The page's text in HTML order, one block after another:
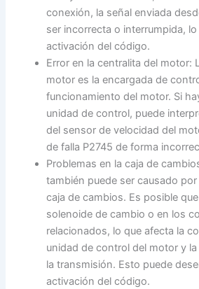
conexión, la señal enviada
ser incorrecta o interrumpida,
activación del código.
Error en la centralita del motor:
motor es la encargada de
funcionamiento del motor. Si
unidad de control, puede
del sensor de velocidad del
de falla P2745 de forma
Problemas en la caja de
también puede ser causado
caja de cambios. Es posible
solenoide de cambio o en los
relacionados, lo que afecta la
unidad de control del motor y
la transmisión. Esto puede
activación del código.